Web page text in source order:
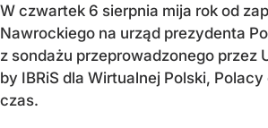
W czwartek 6 sierpnia mija rok od
Nawrockiego na urząd prezydenta
z sondażu przeprowadzonego przez
by IBRiS dla Wirtualnej Polski,
czas.